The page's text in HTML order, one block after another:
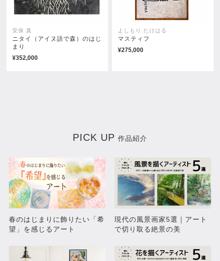
幸福
¥11,000
涙馬
猫目
日葵（ひまわり）
安保 真
ニタイ（アイヌ語で森）のはじ
まり
¥352,000
よしもり たけはる
マスティフ
¥275,000
PICK UP 作品紹介
春のはじまりに飾りたい「希
望」を感じるアート
現代の風景画家5選｜アート
で切り取る絶景の美